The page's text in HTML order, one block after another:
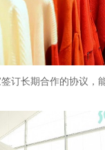
订长期合作的协议，